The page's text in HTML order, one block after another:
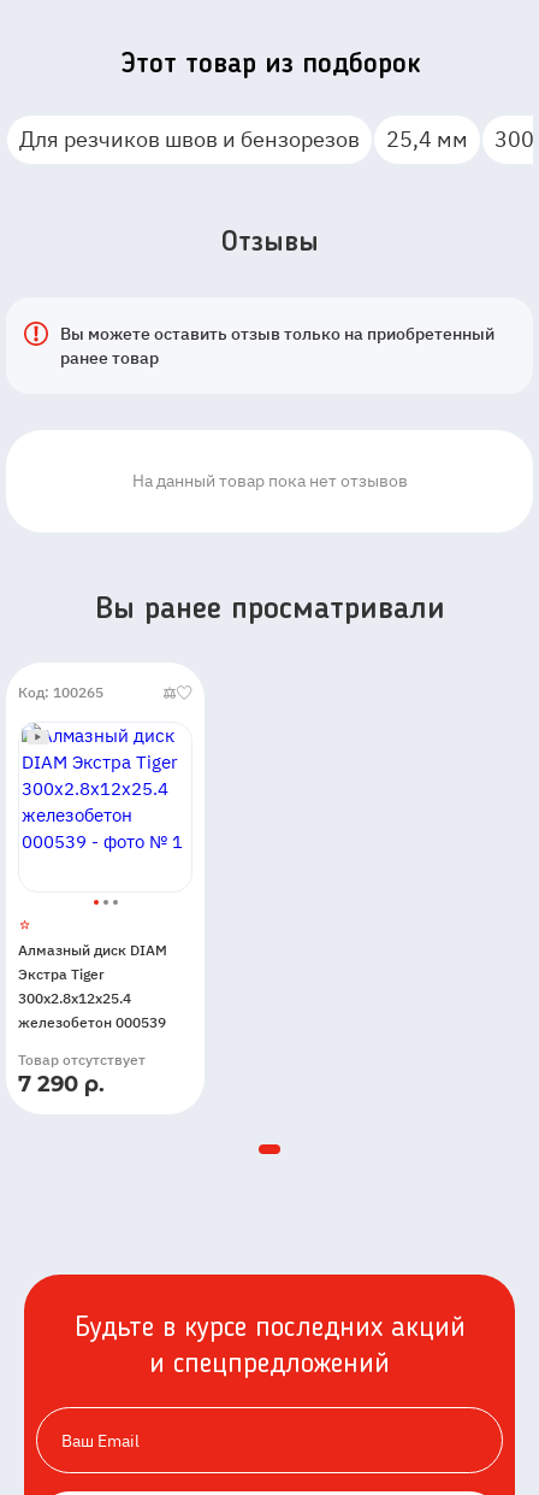
Этот товар из подборок
Для резчиков швов и бензорезов 25,4 мм
Отзывы
Вы можете оставить отзыв только на приобретенный
ранее товар
На данный товар пока нет отзывов
Вы ранее просматривали
Код: 100265
Алмазный диск DIAM
Экстра Tiger
300x2.8x12x25.4
железобетон 000539
Товар отсутствует
7 290 р.
Будьте в курсе последних акций
и спецпредложений